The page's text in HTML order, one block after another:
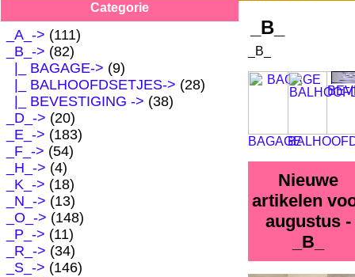
Categorie
_A_-> (111)
_B_-> (82)
|_ BAGAGE-> (9)
|_ BALHOOFDSETJES-> (28)
|_ BEVESTIGING -> (38)
_D_-> (20)
_E_-> (183)
_F_-> (54)
_H_-> (4)
_K_-> (18)
_N_-> (13)
_O_-> (148)
_P_-> (11)
_R_-> (34)
_S_-> (146)
_B_
_B_
BAGAGE
Nieuwe
artikelen
augustus -
_B_